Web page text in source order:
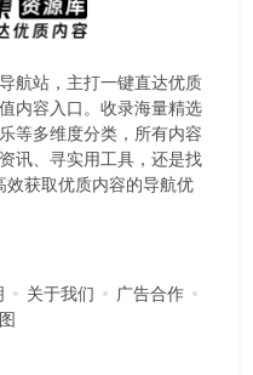
航站，主打一键直达优质
内容入口。​收录海量精选
等多维度分类，所有内容
讯、寻实用工具，还是找
获取优质内容的导航优
关于我们
广告合作